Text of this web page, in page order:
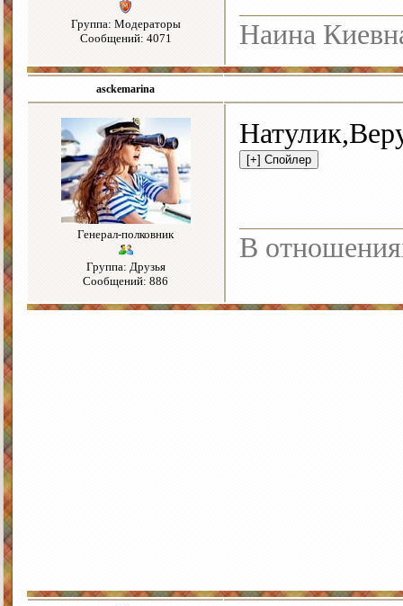
Группа: Модераторы
Сообщений: 4071
Наина
asckemarina
Генерал-полковник
Группа: Друзья
Сообщений: 886
В